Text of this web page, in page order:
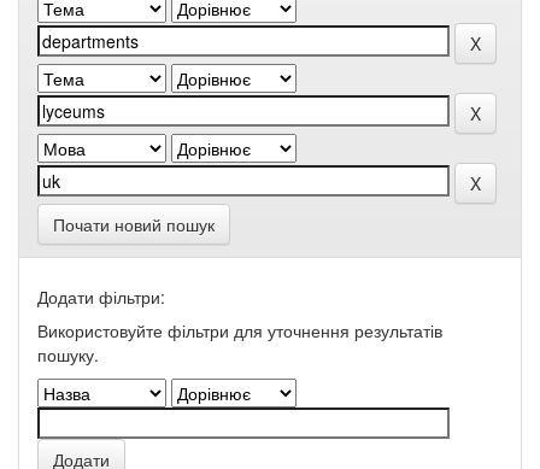
Почати новий пошук
Додати фільтри:
Використовуйте фільтри для уточнення результатів
пошуку.